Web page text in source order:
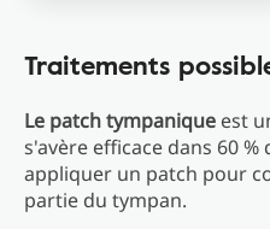
Traitements
Le patch tympanique est
s'avère efficace dans 60 %
appliquer un patch pour
partie du tympan.